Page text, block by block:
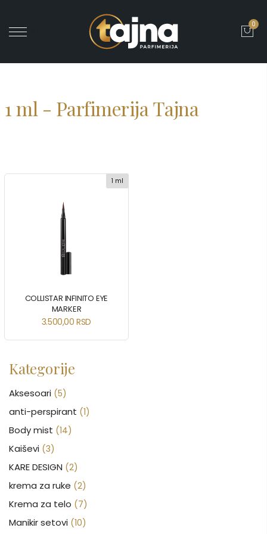
0
1 ml - Parfimerija Tajna
1 ml
COLLISTAR INFINITO EYE
MARKER
3.500,00RSD
Kategorije
Aksesoari (5)
anti-perspirant (1)
Body mist (14)
Kaiševi (3)
KARE DESIGN (2)
krema za ruke (2)
Krema za telo (7)
Manikir setovi (10)